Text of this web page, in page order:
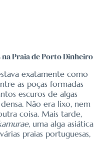
Praia de Porto Dinheiro
exatamente como
as poças formadas
escuros de algas
Não era lixo, nem
coisa. Mais tarde,
, uma alga asiática
praias portuguesas,